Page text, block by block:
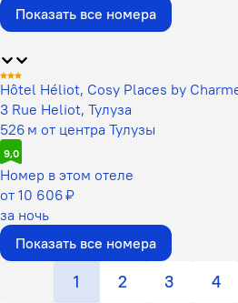
Показать все номера
Hôtel Héliot, Cosy Places by
3 Rue Heliot, Тулуза
526 м от центра Тулузы
9,0
Номер в этом отеле
от 10 606 ₽
за ночь
Показать все номера
1 2 3 4